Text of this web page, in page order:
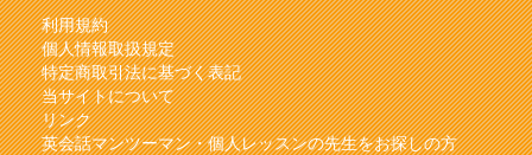
利用規約
個人情報取扱規定
特定商取引法に基づく表記
当サイトについて
リンク
英会話マンツーマン・個人レッスンの先生をお探しの方